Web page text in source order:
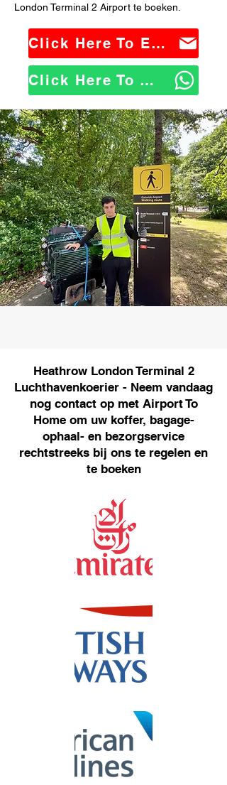
London Terminal 2 Airport te boeken.
Click Here To Email Us
Click Here To WhatsApp Us
Heathrow London Terminal 2
Luchthavenkoerier - Neem vandaag
nog contact op met Airport To
Home om uw koffer, bagage-
ophaal- en bezorgservice
rechtstreeks bij ons te regelen en
te boeken